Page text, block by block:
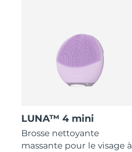
LUNA™ 4 mini
Brosse nettoyante
massante pour le visage à